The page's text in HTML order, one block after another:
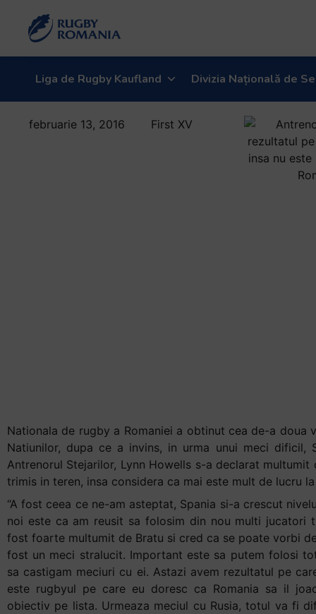
Liga de Rugby Kaufland Divizia Națională de
februarie 13, 2016 First XV
Nationala de rugby a Romaniei a obtinut cea de-a doua
Natiunilor, dupa ce a invins, in urma unui meci dificil,
Antrenorul Stejarilor, Lynn Howells s-a declarat
trimis in teren, insa considera ca mai este mult de lucru
“A fost ceea ce ne-am asteptat, Spania si-a crescut
noi este ca am reusit sa folosim din nou multi jucatori
fost foarte multumit de Bratu si cred ca se poate vorbi
fost un meci stralucit. Important este sa putem folosi
sa castigam meciuri cu ei. Astazi avem rezultatul pe
este rugbyul pe care eu doresc ca Romania sa il
obiectiv pe lista. Urmeaza meciul cu Rusia, totul va fi